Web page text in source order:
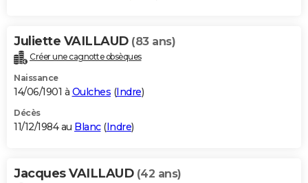
Juliette VAILLAUD (83 ans)
Créer une cagnotte obsèques
Naissance
14/06/1901 à Oulches (Indre)
Décès
11/12/1984 au Blanc(Indre)
Jacques VAILLAUD (42 ans)